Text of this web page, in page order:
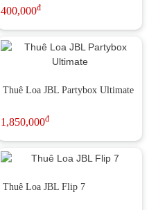
400,000đ
Thuê Loa JBL Partybox Ultimate
1,850,000đ
Thuê Loa JBL Flip 7